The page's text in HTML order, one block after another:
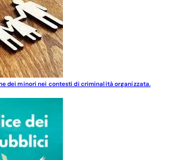
dei minori nei contesti di criminalità organizzata.